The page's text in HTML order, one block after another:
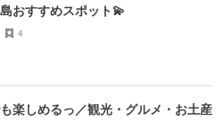
おすすめスポット💫
4
も楽しめるっ／観光・グルメ・お土産